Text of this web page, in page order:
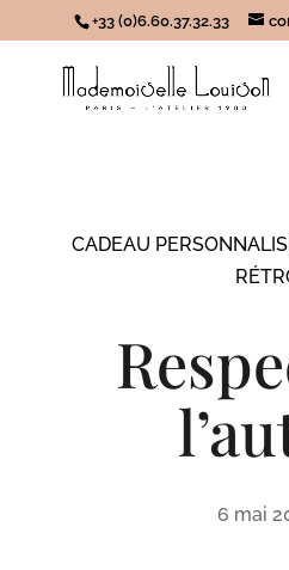
+33 (0)6.60.37.32.33
CADEAU
6 mai